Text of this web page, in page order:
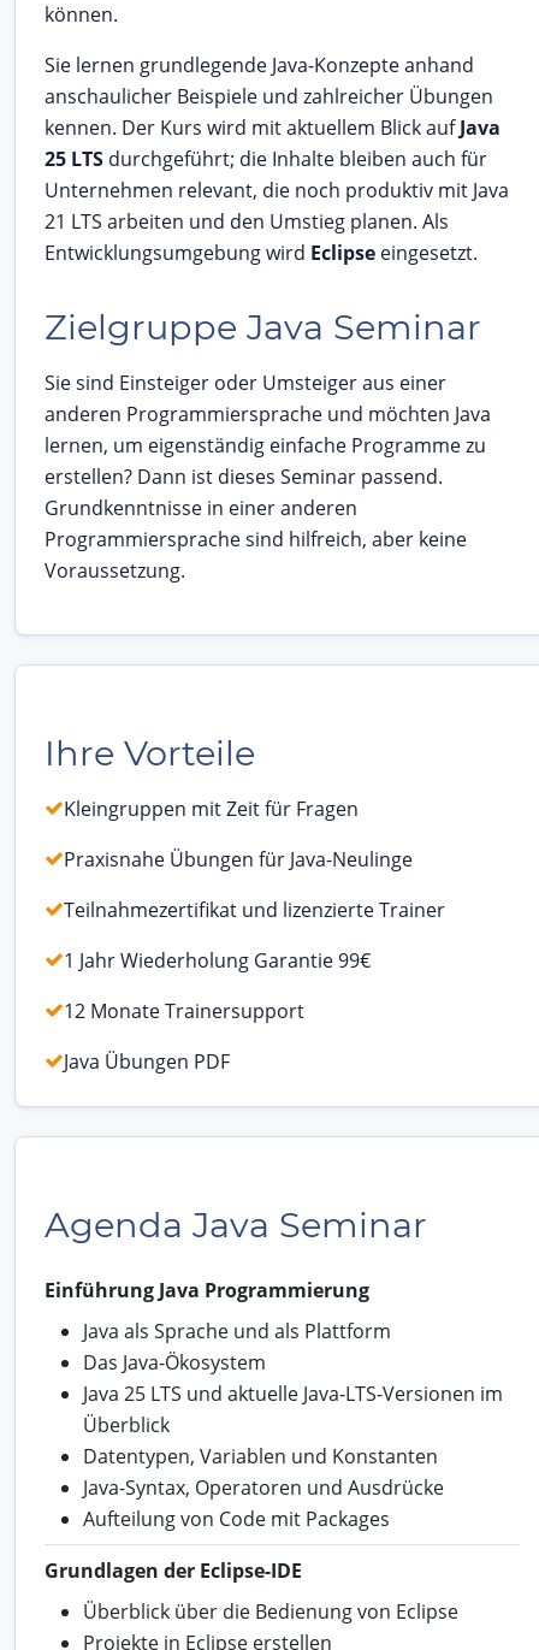
können.
Sie lernen grundlegende Java-Konzepte anhand
anschaulicher Beispiele und zahlreicher Übungen
kennen. Der Kurs wird mit aktuellem Blick aufJava
25 LTS durchgeführt; die Inhalte bleiben auch für
Unternehmen relevant, die noch produktiv mit Java
21 LTS arbeiten und den Umstieg planen. Als
Entwicklungsumgebung wird Eclipse eingesetzt.
Zielgruppe Java Seminar
Sie sind Einsteiger oder Umsteiger aus einer
anderen Programmiersprache und möchten Java
lernen, um eigenständig einfache Programme zu
erstellen? Dann ist dieses Seminar passend.
Grundkenntnisse in einer anderen
Programmiersprache sind hilfreich, aber keine
Voraussetzung.
Ihre Vorteile
Kleingruppen mit Zeit für Fragen
Praxisnahe Übungen für Java-Neulinge
Teilnahmezertifikat und lizenzierte Trainer
1 Jahr Wiederholung Garantie 99€
12 Monate Trainersupport
Java Übungen PDF
Agenda Java Seminar
Einführung Java Programmierung
Java als Sprache und als Plattform
Das Java-Ökosystem
Java 25 LTS und aktuelle Java-LTS-Versionen im
Überblick
Datentypen, Variablen und Konstanten
Java-Syntax, Operatoren und Ausdrücke
Aufteilung von Code mit Packages
Grundlagen der Eclipse-IDE
Überblick über die Bedienung von Eclipse
Projekte in Eclipse erstellen